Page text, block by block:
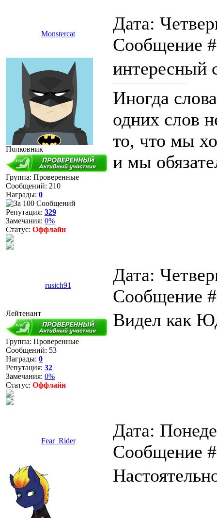
Monstercat
Дата:
Сообщение
Полковник
Группа: Проверенные
Сообщений: 210
Награды: 0
Репутация: 329
Замечания: 0%
Статус: Оффлайн
интересный
Иногда
одних слов
то, что мы
и мы
rusich91
Дата:
Сообщение
Лейтенант
Группа: Проверенные
Сообщений: 53
Награды: 0
Репутация: 32
Замечания: 0%
Статус: Оффлайн
Видел как
Fear_Rider
Дата:
Сообщение